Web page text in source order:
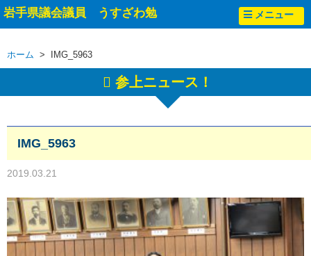
岩手県議会議員 うすざわ勉 メニュー
ホーム > IMG_5963
参上ニュース！
IMG_5963
2019.03.21